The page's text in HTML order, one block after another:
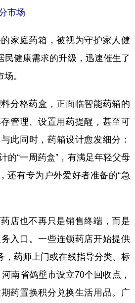
市场
庭药箱，被视为守护家人健
民健康需求的升级，迅速催生了
。
格药盒，正面临智能药箱的
管理、设置用药提醒，甚至可
此同时，药箱设计愈发细分：
的“一周药盒”，有满足年轻父母
还有专为户外爱好者准备的“急
也不再只是销售终端，而是
入口。一些连锁药店开始提供
，药师上门或在线指导分类、标
南省鹤壁市设立70个回收点，
药置换积分兑换生活用品。广